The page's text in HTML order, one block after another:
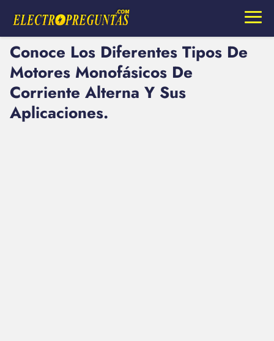
Conoce Los Diferentes Tipos De
Motores Monofásicos De
Corriente Alterna Y Sus
Aplicaciones.